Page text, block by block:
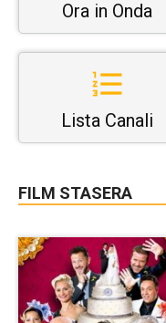
Ora in Onda
Lista Canali
FILM STASERA